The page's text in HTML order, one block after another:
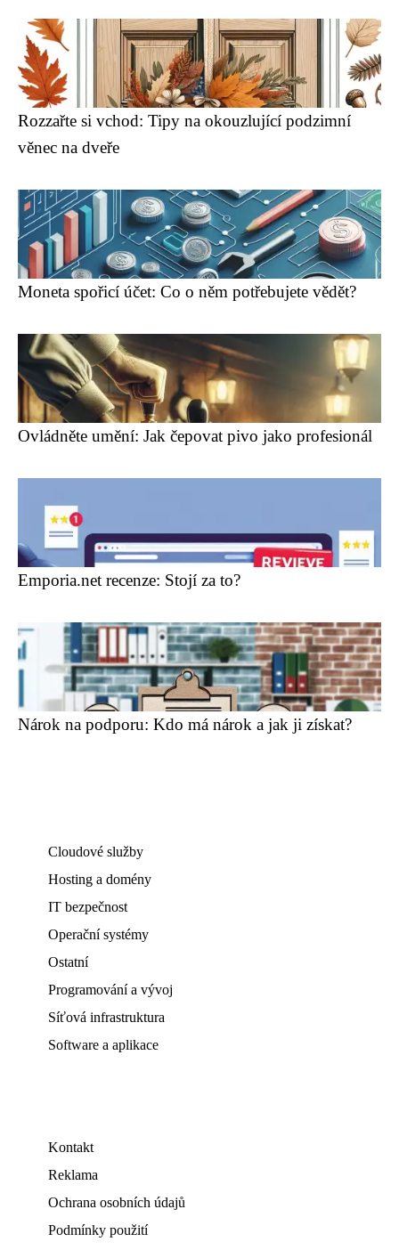
Rozzařte si vchod: Tipy na okouzlující podzimní
věnec na dveře
Moneta spořicí účet: Co o něm potřebujete vědět?
Ovládněte umění: Jak čepovat pivo jako profesionál
Emporia.net recenze: Stojí za to?
Nárok na podporu: Kdo má nárok a jak ji získat?
Cloudové služby
Hosting a domény
IT bezpečnost
Operační systémy
Ostatní
Programování a vývoj
Síťová infrastruktura
Software a aplikace
Kontakt
Reklama
Ochrana osobních údajů
Podmínky použití